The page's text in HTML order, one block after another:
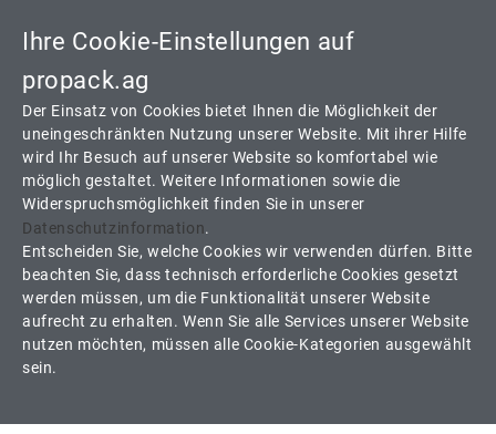
Ihre Cookie-Einstellungen auf
propack.ag
Der Einsatz von Cookies bietet Ihnen die Möglichkeit der
uneingeschränkten Nutzung unserer Website. Mit ihrer Hilfe
wird Ihr Besuch auf unserer Website so komfortabel wie
möglich gestaltet. Weitere Informationen sowie die
Widerspruchsmöglichkeit finden Sie in unserer
Datenschutzinformation.
Entscheiden Sie, welche Cookies wir verwenden dürfen. Bitte
beachten Sie, dass technisch erforderliche Cookies gesetzt
werden müssen, um die Funktionalität unserer Website
aufrecht zu erhalten. Wenn Sie alle Services unserer Website
nutzen möchten, müssen alle Cookie-Kategorien ausgewählt
sein.
FILM AB! WIR STELLEN UNS VOR.